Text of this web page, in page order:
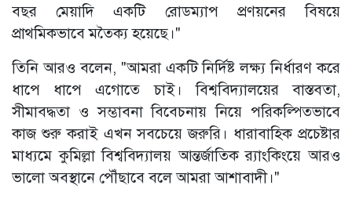
বছর মেয়াদি একটি রোডম্যাপ প্রণয়নের বিষয়ে
প্রাথমিকভাবে মতৈক্য হয়েছে।"
তিনি আরও বলেন, "আমরা একটি নির্দিষ্ট লক্ষ্য নির্ধারণ করে
ধাপে ধাপে এগোতে চাই। বিশ্ববিদ্যালয়ের বাস্তবতা,
সীমাবদ্ধতা ও সম্ভাবনা বিবেচনায় নিয়ে পরিকল্পিতভাবে
কাজ শুরু করাই এখন সবচেয়ে জরুরি। ধারাবাহিক প্রচেষ্টার
মাধ্যমে কুমিল্লা বিশ্ববিদ্যালয় আন্তর্জাতিক র‍্যাংকিংয়ে আরও
ভালো অবস্থানে পৌঁছাবে বলে আমরা আশাবাদী।"